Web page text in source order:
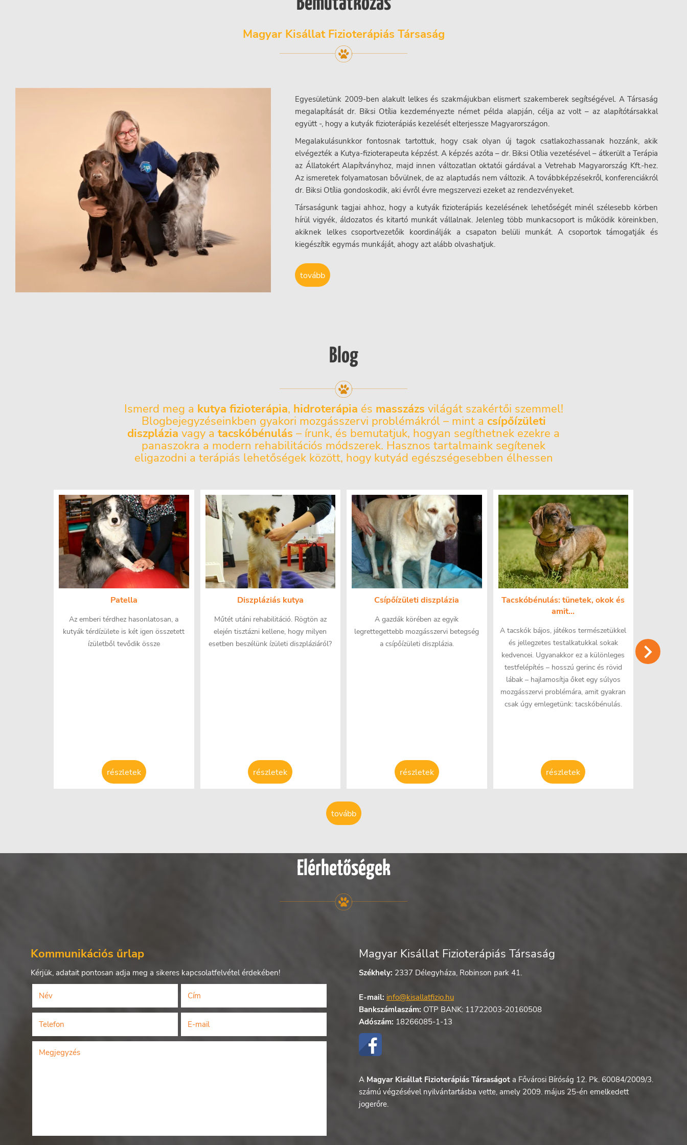
Magyar Kisállat Fizioterápiás Társaság
Egyesületünk 2009-ben alakult lelkes és szakmájukban elismert szakemberek segítségével. A Társaság
megalapítását dr. Biksi Otília kezdeményezte német példa alapján, célja az volt – az alapítótársakkal
együtt -, hogy a kutyák fizioterápiás kezelését elterjessze Magyarországon.
Megalakulásunkkor fontosnak tartottuk, hogy csak olyan új tagok csatlakozhassanak hozzánk, akik
elvégezték a Kutya-fizioterapeuta képzést. A képzés azóta – dr. Biksi Otília vezetésével – átkerült a Terápia
az Állatokért Alapítványhoz, majd innen változatlan oktatói gárdával a Vetrehab Magyarország Kft.-hez.
Az ismeretek folyamatosan bővülnek, de az alaptudás nem változik. A továbbképzésekről, konferenciákról
dr. Biksi Otília gondoskodik, aki évről évre megszervezi ezeket az rendezvényeket.
Társaságunk tagjai ahhoz, hogy a kutyák fizioterápiás kezelésének lehetőségét minél szélesebb körben
hírül vigyék, áldozatos és kitartó munkát vállalnak. Jelenleg több munkacsoport is működik köreinkben,
akiknek lelkes csoportvezetőik koordinálják a csapaton belüli munkát. A csoportok támogatják és
kiegészítik egymás munkáját, ahogy azt alább olvashatjuk.
tovább
Blog
Ismerd meg a kutya fizioterápia, hidroterápia és masszázs világát szakértői szemmel!
Blogbejegyzéseinkben gyakori mozgásszervi problémákról – mint a csípőízületi
diszplázia vagy a tacskóbénulás – írunk, és bemutatjuk, hogyan segíthetnek ezekre a
panaszokra a modern rehabilitációs módszerek. Hasznos tartalmaink segítenek
eligazodni a terápiás lehetőségek között, hogy kutyád egészségesebben élhessen
Patella
Az emberi térdhez hasonlatosan, a
kutyák térdízülete is két igen összetett
ízületből tevődik össze
részletek
Diszpláziás kutya
Műtét utáni rehabilitáció. Rögtön az
elején tisztázni kellene, hogy milyen
esetben beszélünk ízületi diszpláziáról?
részletek
Csípőízületi diszplázia
A gazdák körében az egyik
legrettegettebb mozgásszervi betegség
a csípőízületi diszplázia.
részletek
Tacskóbénulás: tünetek, okok és
amit...
A tacskók bájos, játékos természetükkel
és jellegzetes testalkatukkal sokak
kedvencei. Ugyanakkor ez a különleges
testfelépítés – hosszú gerinc és rövid
lábak – hajlamosítja őket egy súlyos
mozgásszervi problémára, amit gyakran
csak úgy emlegetünk: tacskóbénulás.
részletek
tovább
Elérhetőségek
Magyar Kisállat Fizioterápiás Társaság
Székhely: 2337 Délegyháza, Robinson park 41.
E-mail: info@kisallatfizio.hu
Bankszámlaszám: OTP BANK: 11722003-20160508
Adószám: 18266085-1-13
A Magyar Kisállat Fizioterápiás Társaságot a Fővárosi Bíróság 12. Pk. 60084/2009/3.
számú végzésével nyilvántartásba vette, amely 2009. május 25-én emelkedett
jogerőre.
Kommunikációs űrlap
Kérjük, adatait pontosan adja meg a sikeres kapcsolatfelvétel érdekében!
Név Cím
Telefon E-mail
Megjegyzés